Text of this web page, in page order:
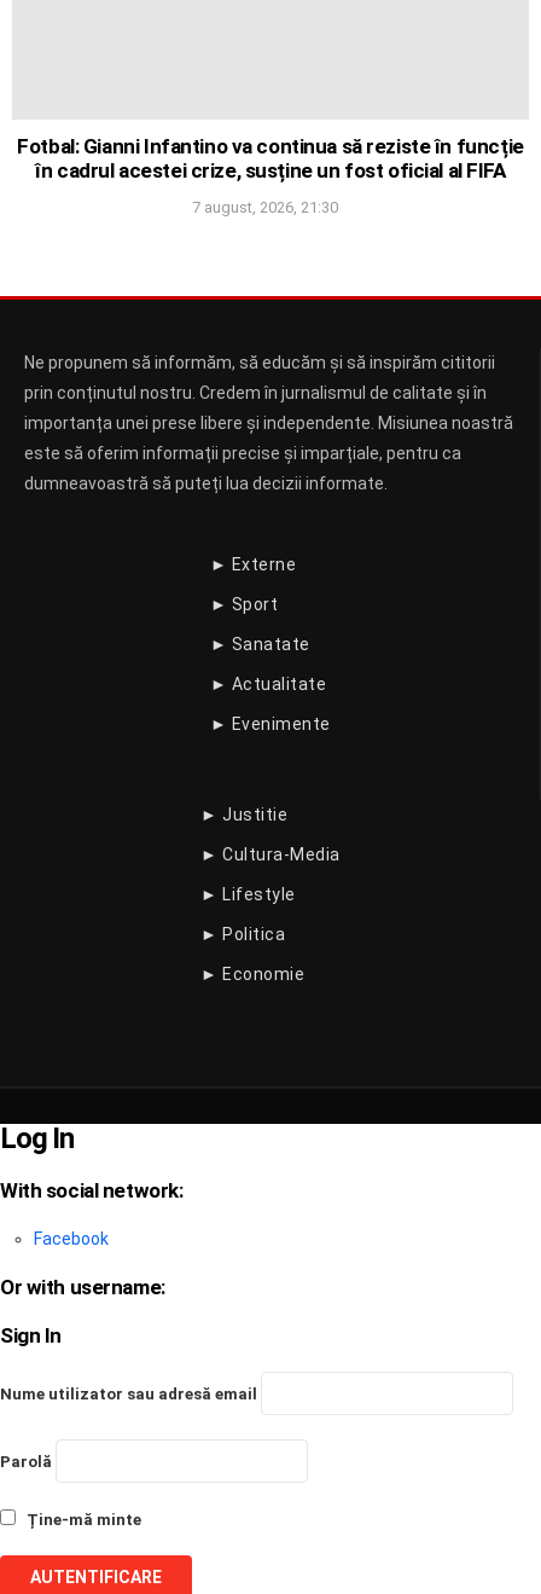
Fotbal: Gianni Infantino va continua să reziste în funcție
în cadrul acestei crize, susține un fost oficial al FIFA
7 august, 2026, 21:30
Ne propunem să informăm, să educăm și să inspirăm cititorii
prin conținutul nostru. Credem în jurnalismul de calitate și în
importanța unei prese libere și independente. Misiunea noastră
este să oferim informații precise și imparțiale, pentru ca
dumneavoastră să puteți lua decizii informate.
► Externe
► Sport
► Sanatate
► Actualitate
► Evenimente
► Justitie
► Cultura-Media
► Lifestyle
► Politica
► Economie
Log In
With social network:
Facebook
Or with username:
Sign In
Nume utilizator sau adresă email
Parolă
Ține-mă minte